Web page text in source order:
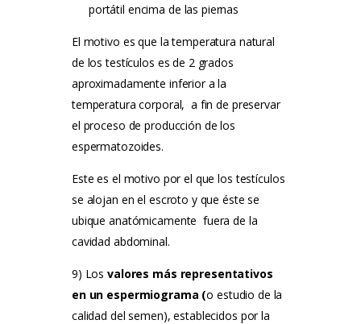
portátil encima de las piernas
El motivo es que la temperatura natural
de los testículos es de 2 grados
aproximadamente inferior a la
temperatura corporal, a fin de preservar
el proceso de producción de los
espermatozoides.
Este es el motivo por el que los testículos
se alojan en el escroto y que éste se
ubique anatómicamente fuera de la
cavidad abdominal.
9) Los valores más representativos
en un espermiograma (o estudio de la
calidad del semen), establecidos por la